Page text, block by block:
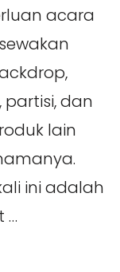
acara
partisi, dan
lain
ini adalah
…